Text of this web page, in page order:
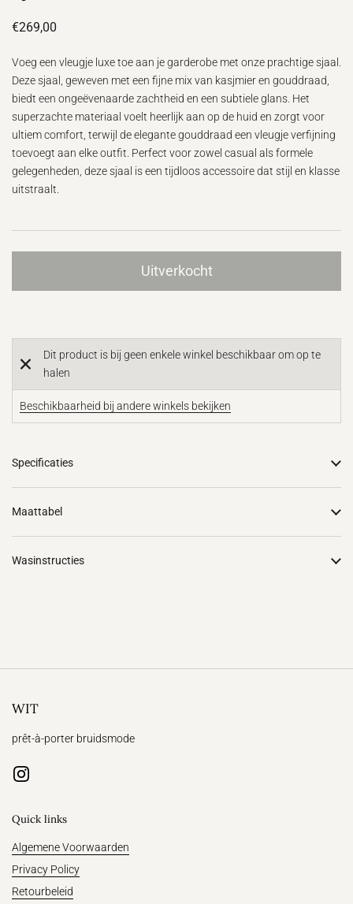
€269,00
Voeg een vleugje luxe toe aan je garderobe met onze prachtige sjaal.
Deze sjaal, geweven met een fijne mix van kasjmier en gouddraad,
biedt een ongeëvenaarde zachtheid en een subtiele glans. Het
superzachte materiaal voelt heerlijk aan op de huid en zorgt voor
ultiem comfort, terwijl de elegante gouddraad een vleugje verfijning
toevoegt aan elke outfit. Perfect voor zowel casual als formele
gelegenheden, deze sjaal is een tijdloos accessoire dat stijl en klasse
uitstraalt.
Uitverkocht
Dit product is bij geen enkele winkel beschikbaar om op te
halen
Beschikbaarheid bij andere winkels bekijken
Specificaties
Maattabel
Wasinstructies
WIT
prêt-à-porter bruidsmode
Instagram
Quick links
Algemene Voorwaarden
Privacy Policy
Retourbeleid